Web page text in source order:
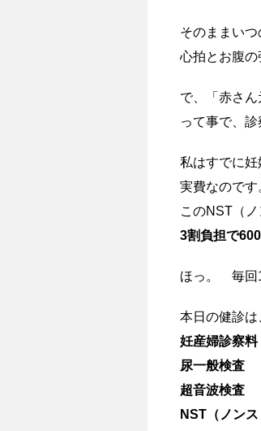
そのままい
心拍とお腹の
で、「赤さん
って事で、診
私はすでに
実費なのです
このNST（
3割負担で
ほっ。 毎回
本日の健診は
妊産婦診察料
尿一般検査
超音波検査
NST（ノンス